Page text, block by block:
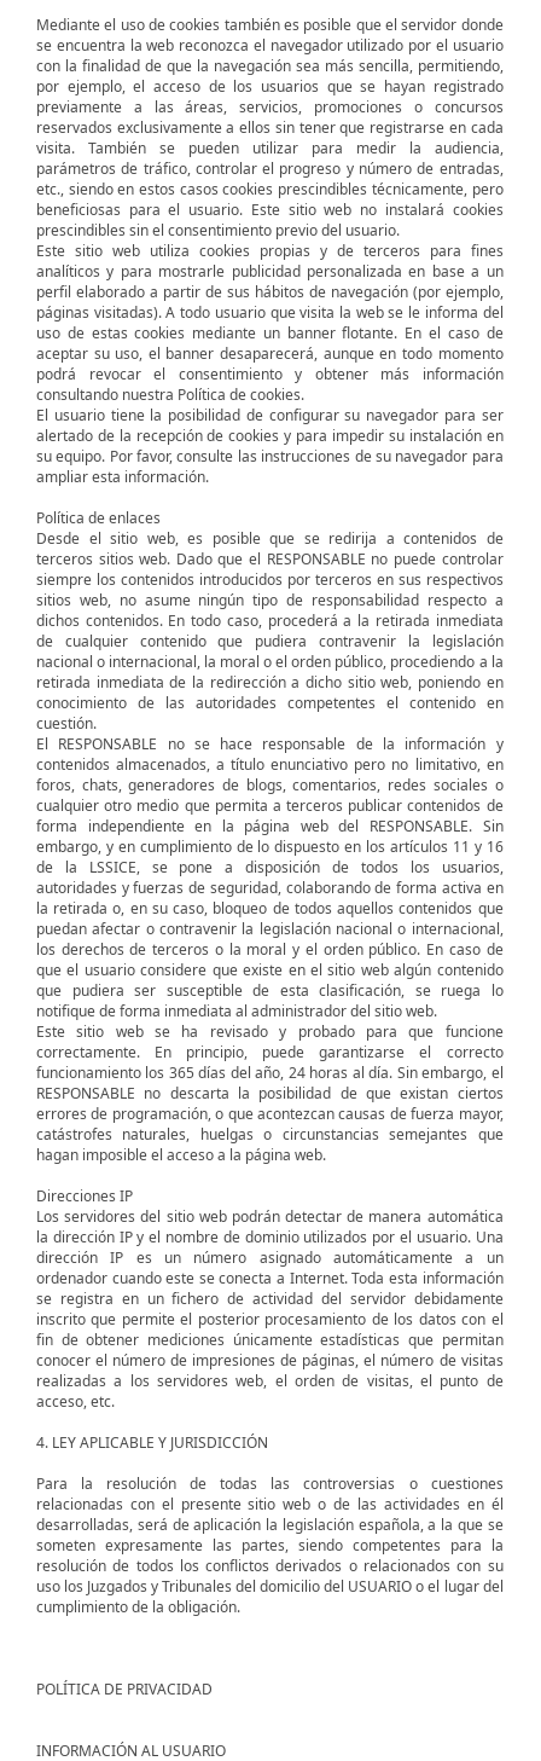
Mediante el uso de cookies también es posible que el servidor donde
se encuentra la web reconozca el navegador utilizado por el usuario
con la finalidad de que la navegación sea más sencilla, permitiendo,
por ejemplo, el acceso de los usuarios que se hayan registrado
previamente a las áreas, servicios, promociones o concursos
reservados exclusivamente a ellos sin tener que registrarse en cada
visita. También se pueden utilizar para medir la audiencia,
parámetros de tráfico, controlar el progreso y número de entradas,
etc., siendo en estos casos cookies prescindibles técnicamente, pero
beneficiosas para el usuario. Este sitio web no instalará cookies
prescindibles sin el consentimiento previo del usuario.
Este sitio web utiliza cookies propias y de terceros para fines
analíticos y para mostrarle publicidad personalizada en base a un
perfil elaborado a partir de sus hábitos de navegación (por ejemplo,
páginas visitadas). A todo usuario que visita la web se le informa del
uso de estas cookies mediante un banner flotante. En el caso de
aceptar su uso, el banner desaparecerá, aunque en todo momento
podrá revocar el consentimiento y obtener más información
consultando nuestra Política de cookies.
El usuario tiene la posibilidad de configurar su navegador para ser
alertado de la recepción de cookies y para impedir su instalación en
su equipo. Por favor, consulte las instrucciones de su navegador para
ampliar esta información.
Política de enlaces
Desde el sitio web, es posible que se redirija a contenidos de
terceros sitios web. Dado que el RESPONSABLE no puede controlar
siempre los contenidos introducidos por terceros en sus respectivos
sitios web, no asume ningún tipo de responsabilidad respecto a
dichos contenidos. En todo caso, procederá a la retirada inmediata
de cualquier contenido que pudiera contravenir la legislación
nacional o internacional, la moral o el orden público, procediendo a la
retirada inmediata de la redirección a dicho sitio web, poniendo en
conocimiento de las autoridades competentes el contenido en
cuestión.
El RESPONSABLE no se hace responsable de la información y
contenidos almacenados, a título enunciativo pero no limitativo, en
foros, chats, generadores de blogs, comentarios, redes sociales o
cualquier otro medio que permita a terceros publicar contenidos de
forma independiente en la página web del RESPONSABLE. Sin
embargo, y en cumplimiento de lo dispuesto en los artículos 11 y 16
de la LSSICE, se pone a disposición de todos los usuarios,
autoridades y fuerzas de seguridad, colaborando de forma activa en
la retirada o, en su caso, bloqueo de todos aquellos contenidos que
puedan afectar o contravenir la legislación nacional o internacional,
los derechos de terceros o la moral y el orden público. En caso de
que el usuario considere que existe en el sitio web algún contenido
que pudiera ser susceptible de esta clasificación, se ruega lo
notifique de forma inmediata al administrador del sitio web.
Este sitio web se ha revisado y probado para que funcione
correctamente. En principio, puede garantizarse el correcto
funcionamiento los 365 días del año, 24 horas al día. Sin embargo, el
RESPONSABLE no descarta la posibilidad de que existan ciertos
errores de programación, o que acontezcan causas de fuerza mayor,
catástrofes naturales, huelgas o circunstancias semejantes que
hagan imposible el acceso a la página web.
Direcciones IP
Los servidores del sitio web podrán detectar de manera automática
la dirección IP y el nombre de dominio utilizados por el usuario. Una
dirección IP es un número asignado automáticamente a un
ordenador cuando este se conecta a Internet. Toda esta información
se registra en un fichero de actividad del servidor debidamente
inscrito que permite el posterior procesamiento de los datos con el
fin de obtener mediciones únicamente estadísticas que permitan
conocer el número de impresiones de páginas, el número de visitas
realizadas a los servidores web, el orden de visitas, el punto de
acceso, etc.
4. LEY APLICABLE Y JURISDICCIÓN
Para la resolución de todas las controversias o cuestiones
relacionadas con el presente sitio web o de las actividades en él
desarrolladas, será de aplicación la legislación española, a la que se
someten expresamente las partes, siendo competentes para la
resolución de todos los conflictos derivados o relacionados con su
uso los Juzgados y Tribunales del domicilio del USUARIO o el lugar del
cumplimiento de la obligación.
POLÍTICA DE PRIVACIDAD
INFORMACIÓN AL USUARIO